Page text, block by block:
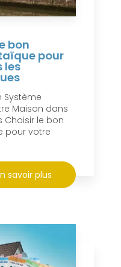
bon
pour
les
Système
Maison dans
Choisir le bon
pour votre
savoir plus